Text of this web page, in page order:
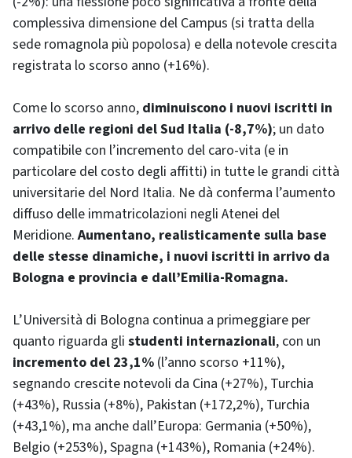
complessiva dimensione del Campus (si tratta della
sede romagnola più popolosa) e della notevole crescita
registrata lo scorso anno (+16%).
Come lo scorso anno, diminuiscono i nuovi iscritti in
arrivo delle regioni del Sud Italia (-8,7%); un dato
compatibile con l’incremento del caro-vita (e in
particolare del costo degli affitti) in tutte le grandi città
universitarie del Nord Italia. Ne dà conferma l’aumento
diffuso delle immatricolazioni negli Atenei del
Meridione.Aumentano, realisticamente sulla base
delle stesse dinamiche, i nuovi iscritti in arrivo da
Bologna e provincia e dall’Emilia-Romagna.
L’Università di Bologna continua a primeggiare per
quanto riguarda gli studenti internazionali, con un
incremento del 23,1% (l’anno scorso +11%),
segnando crescite notevoli da Cina (+27%), Turchia
(+43%), Russia (+8%), Pakistan (+172,2%), Turchia
(+43,1%), ma anche dall’Europa: Germania (+50%),
Belgio (+253%), Spagna (+143%), Romania (+24%).